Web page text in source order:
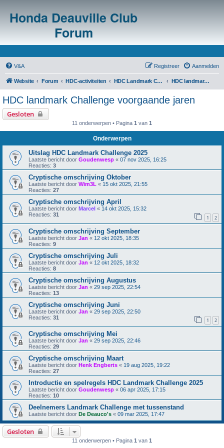
Honda Deauville Club
Forum
V&A Aanmelden
Registreer
Website Forum HDC-activiteiten HDC Landmark Challenge HDC landmark Challenge voorgaande jaren
HDC landmark Challenge voorgaande jaren
Gesloten
11 onderwerpen • Pagina 1 van 1
Onderwerpen
Uitslag HDC Landmark Challenge 2025
Laatste bericht door Goudenwesp « 07 nov 2025, 16:25
Reacties: 3
Cryptische omschrijving Oktober
Laatste bericht door Wim3L « 15 okt 2025, 21:55
Reacties: 27
Cryptische omschrijving April
Laatste bericht door Marcel « 14 okt 2025, 15:32
Reacties: 31 1 2
Cryptische omschrijving September
Laatste bericht door Jan « 12 okt 2025, 18:35
Reacties: 9
Cryptische omschrijving Juli
Laatste bericht door Jan « 12 okt 2025, 18:32
Reacties: 8
Cryptische omschrijving Augustus
Laatste bericht door Jan « 29 sep 2025, 22:54
Reacties: 13
Cryptische omschrijving Juni
Laatste bericht door Jan « 29 sep 2025, 22:50
Reacties: 31 1 2
Cryptische omschrijving Mei
Laatste bericht door Jan « 29 sep 2025, 22:46
Reacties: 29
Cryptische omschrijving Maart
Laatste bericht door Henk Engberts « 19 aug 2025, 19:22
Reacties: 27
Introductie en spelregels HDC Landmark Challenge 2025
Laatste bericht door Goudenwesp « 06 apr 2025, 17:15
Reacties: 10
Deelnemers Landmark Challenge met tussenstand
Laatste bericht door De Deauco's « 09 mar 2025, 17:47
Gesloten
11 onderwerpen • Pagina 1 van 1